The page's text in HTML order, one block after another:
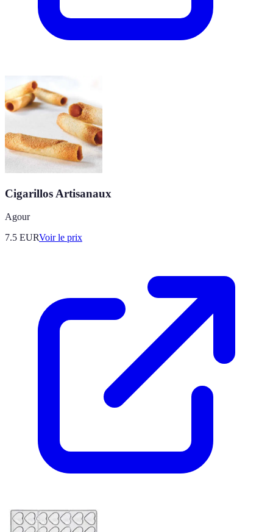
Cigarillos Artisanaux
Agour
7.5 EURVoir le prix